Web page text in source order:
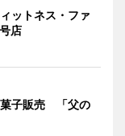
ットネス・ファ
店
菓子販売 「父の